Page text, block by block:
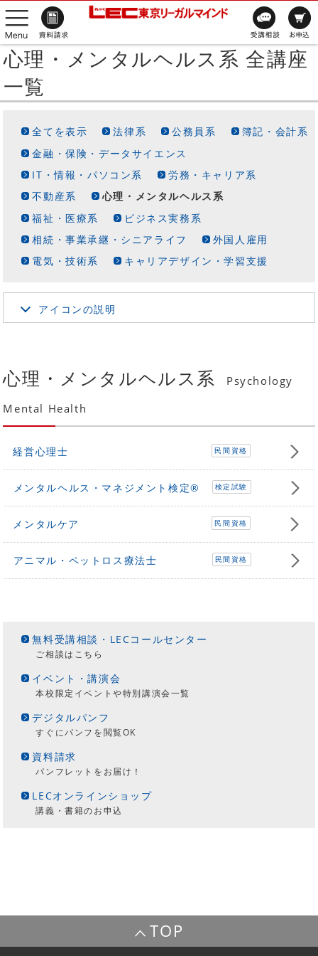
心理・メンタルヘルス系 全講座
一覧
全てを表示 法律系 公務員系
簿記・会計系
金融・保険・データサイエンス
IT・情報・パソコン系
労務・キャリア系
不動産系
心理・メンタルヘルス系
福祉・医療系
ビジネス実務系
相続・事業承継・シニアライフ
外国人雇用
電気・技術系
キャリアデザイン・学習支援
アイコンの説明
心理・メンタルヘルス系
Psychology
Mental Health
経営心理士 民間資格
メンタルヘルス・マネジメント検定® 検定試験
メンタルケア 民間資格
アニマル・ペットロス療法士 民間資格
無料受講相談・LECコールセンター
ご相談はこちら
イベント・講演会
本校限定イベントや特別講演会一覧
デジタルパンフ
すぐにパンフを閲覧OK
資料請求
パンフレットをお届け！
LECオンラインショップ
講義・書籍のお申込
TOP